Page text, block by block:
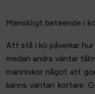
Mänskligt beteende i
Att stå i kö påverkar
medan andra väntar
människor något att
känns väntan kortare.